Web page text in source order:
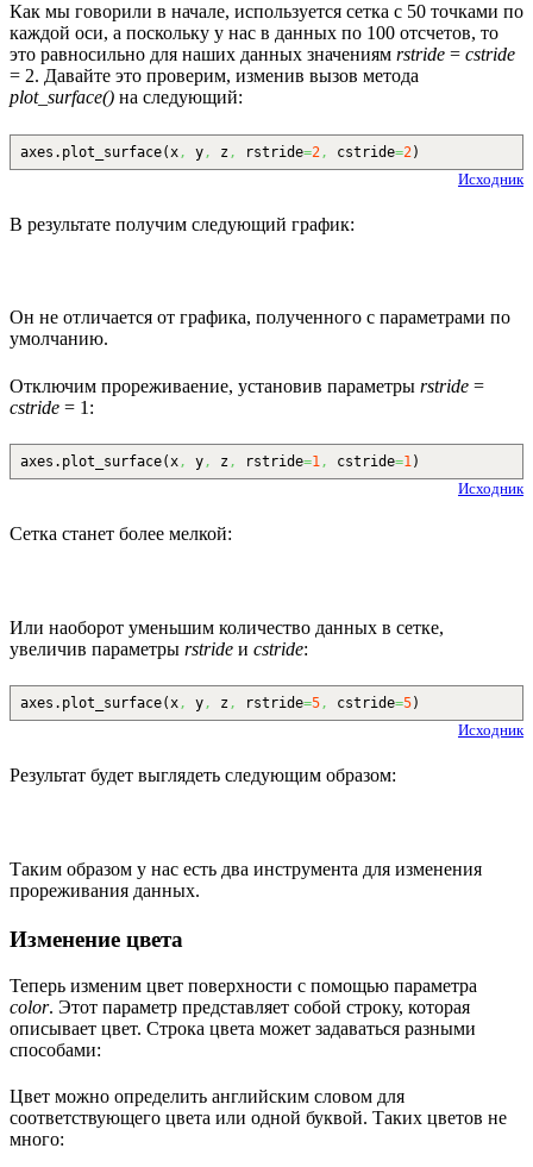
Как мы говорили в начале, используется сетка с 50 точками по
каждой оси, а поскольку у нас в данных по 100 отсчетов, то
это равносильно для наших данных значениям rstride = cstride
= 2. Давайте это проверим, изменив вызов метода
plot_surface() на следующий:
axes. plot_surface( x , y , z , rstride=2 , cstride=2)
Исходник
В результате получим следующий график:
Он не отличается от графика, полученного с параметрами по
умолчанию.
Отключим прореживаение, установив параметры rstride =
cstride = 1:
axes. plot_surface(x, y, z , rstride=1, cstride=1)
Исходник
Сетка станет более мелкой:
Или наоборот уменьшим количество данных в сетке,
увеличив параметры rstride и cstride:
axes. plot_surface(x, y, z , rstride=5, cstride=5)
Исходник
Результат будет выглядеть следующим образом:
Таким образом у нас есть два инструмента для изменения
прореживания данных.
Изменение цвета
Теперь изменим цвет поверхности с помощью параметра
color. Этот параметр представляет собой строку, которая
описывает цвет. Строка цвета может задаваться разными
способами:
Цвет можно определить английским словом для
соответствующего цвета или одной буквой. Таких цветов не
много: